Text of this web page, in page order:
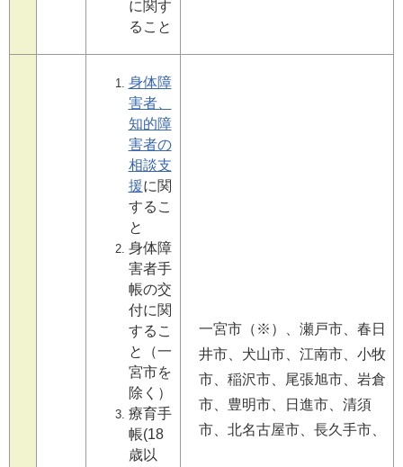
に関す
ること
身体障
害者、
知的障
害者の
相談支
援に関
するこ
と
身体障
害者手
帳の交
付に関
するこ
と（一
宮市を
除く）
療育手
帳(18
歳以
一宮市（※）、瀬戸市、春日
井市、犬山市、江南市、小牧
市、稲沢市、尾張旭市、岩倉
市、豊明市、日進市、清須
市、北名古屋市、長久手市、